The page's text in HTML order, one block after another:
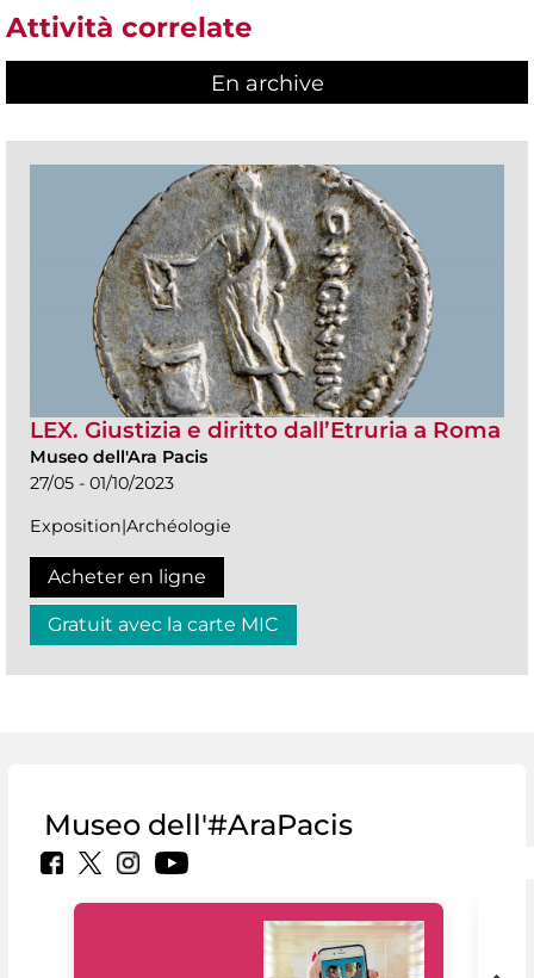
Attività correlate
En archive
LEX. Giustizia e diritto dall’Etruria a Roma
Museo dell'Ara Pacis
27/05 - 01/10/2023
Exposition|Archéologie
Acheter en ligne
Gratuit avec la carte MIC
Museo dell'#AraPacis